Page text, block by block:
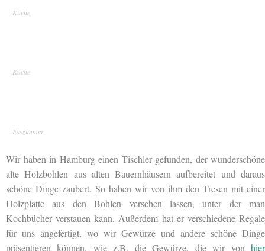
Küche
Küche
Esszimmer
Wir haben in Hamburg einen Tischler gefunden, der wunderschöne
alte Holzbohlen aus alten Bauernhäusern aufbereitet und daraus
schöne Dinge zaubert. So haben wir von ihm den Tresen mit einer
Holzplatte aus den Bohlen versehen lassen, unter der man
Kochbücher verstauen kann. Außerdem hat er verschiedene Regale
für uns angefertigt, wo wir Gewürze und andere schöne Dinge
präsentieren können, wie z.B. die Gewürze, die wir von hier